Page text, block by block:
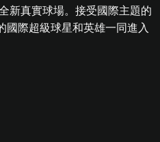
新真實球場。接受國際主題的
國際超級球星和英雄一同進入